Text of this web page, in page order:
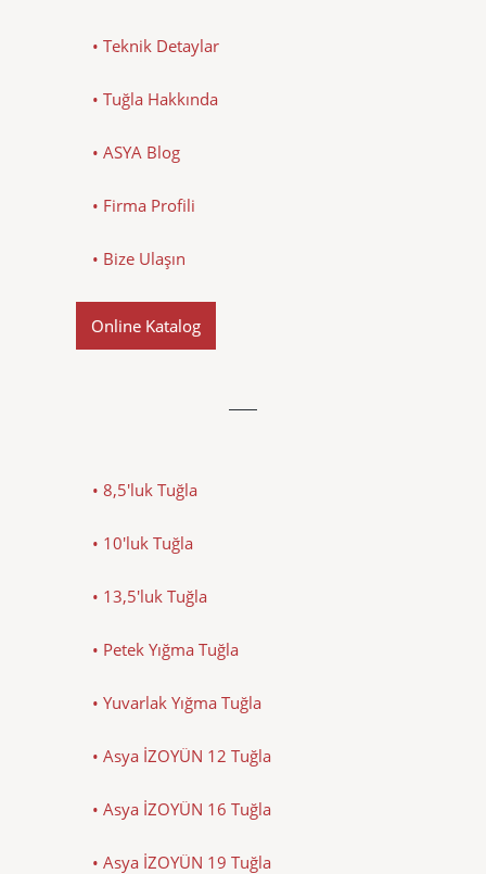
• Teknik Detaylar
• Tuğla Hakkında
• ASYA Blog
• Firma Profili
• Bize Ulaşın
Online Katalog
• 8,5'luk Tuğla
• 10'luk Tuğla
• 13,5'luk Tuğla
• Petek Yığma Tuğla
• Yuvarlak Yığma Tuğla
• Asya İZOYÜN 12 Tuğla
• Asya İZOYÜN 16 Tuğla
• Asya İZOYÜN 19 Tuğla